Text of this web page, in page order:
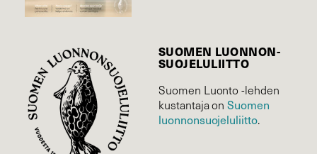
SUOMEN LUONNON­
SUOJELU­LIITTO
Suomen Luonto -lehden
kustantaja onSuomen
luonnonsuojelu­liitto.